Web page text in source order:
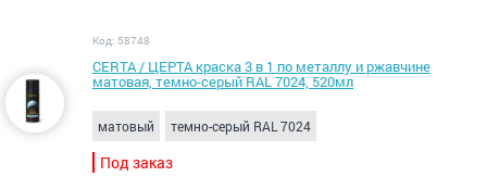
Код: 58748
CERTA / ЦЕРТА краска 3 в 1 по металлу и ржавчине
матовая, темно-серый RAL 7024, 520мл
матовый темно-серый RAL 7024
Под заказ